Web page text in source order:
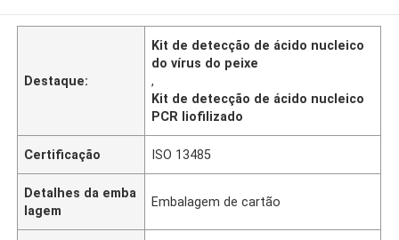
Destaque:
Kit de detecção de ácido nucleico
do vírus do peixe
,
Kit de detecção de ácido nucleico
PCR liofilizado
Certificação ISO 13485
Detalhes da emba
lagem
Embalagem de cartão